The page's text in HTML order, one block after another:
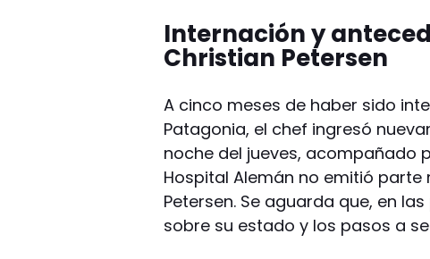
Internación y
Christian Petersen
A cinco meses de haber sido
Patagonia, el chef ingresó
noche del jueves, acompañado
Hospital Alemán no emitió
Petersen. Se aguarda que, en
sobre su estado y los pasos a